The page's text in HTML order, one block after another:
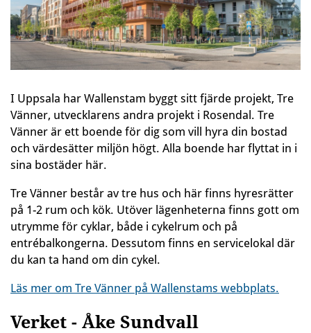
I Uppsala har Wallenstam byggt sitt fjärde projekt, Tre
Vänner, utvecklarens andra projekt i Rosendal. Tre
Vänner är ett boende för dig som vill hyra din bostad
och värdesätter miljön högt. Alla boende har flyttat in i
sina bostäder här.
Tre Vänner består av tre hus och här finns hyresrätter
på 1-2 rum och kök. Utöver lägenheterna finns gott om
utrymme för cyklar, både i cykelrum och på
entrébalkongerna. Dessutom finns en servicelokal där
du kan ta hand om din cykel.
Läs mer om Tre Vänner på Wallenstams webbplats.
Verket - Åke Sundvall